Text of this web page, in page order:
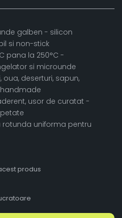
galben - silicon
si non-stick
pana la 250°C -
si microunde
oua, deserturi, sapun,
handmade
usor de curatat -
uniforma pentru
produs